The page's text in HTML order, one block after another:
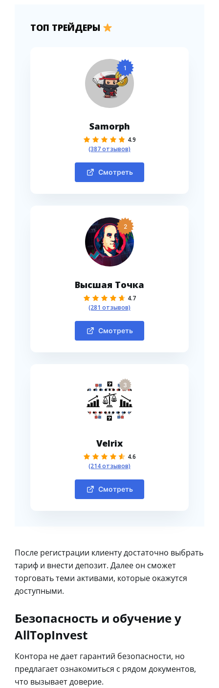
ТОП ТРЕЙДЕРЫ
1
Samorph
4.9
(387 отзывов)
Смотреть
2
Высшая Точка
4.7
(281 отзывов)
Смотреть
3
Velrix
4.6
(214 отзывов)
Смотреть
После регистрации клиенту достаточно выбрать
тариф и внести депозит. Далее он сможет
торговать теми активами, которые окажутся
доступными.
Безопасность и обучение у
AllTopInvest
Контора не дает гарантий безопасности, но
предлагает ознакомиться с рядом документов,
что вызывает доверие.